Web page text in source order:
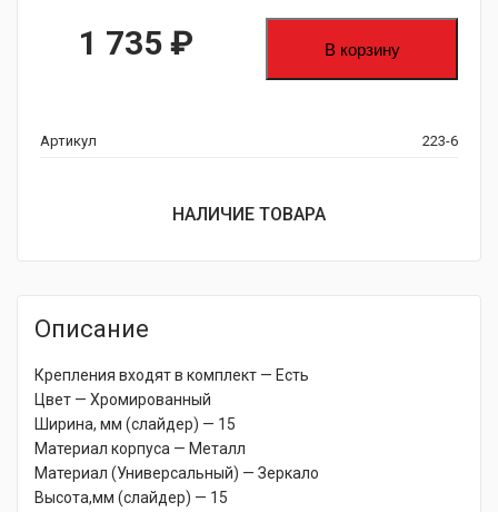
1 735 ₽ В корзину
Артикул 223-6
НАЛИЧИЕ ТОВАРА
Описание
Крепления входят в комплект — Есть
Цвет — Хромированный
Ширина, мм (слайдер) — 15
Материал корпуса — Металл
Материал (Универсальный) — Зеркало
Высота,мм (слайдер) — 15